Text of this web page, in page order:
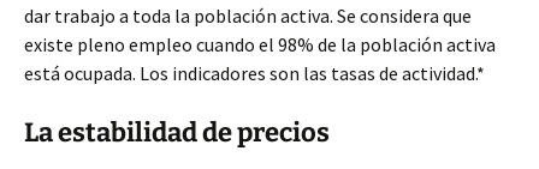
dar trabajo a toda la población activa. Se considera que
existe pleno empleo cuando el 98% de la población activa
está ocupada. Los indicadores son las tasas de actividad.*
La estabilidad de precios